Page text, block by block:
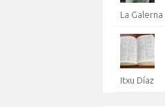
La Galerna
Itxu Díaz